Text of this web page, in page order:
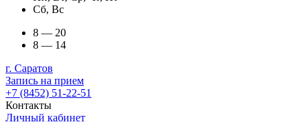
Сб, Вс
8 — 20
8 — 14
г. Саратов
Запись на прием
+7 (8452) 51-22-51
Контакты
Личный кабинет